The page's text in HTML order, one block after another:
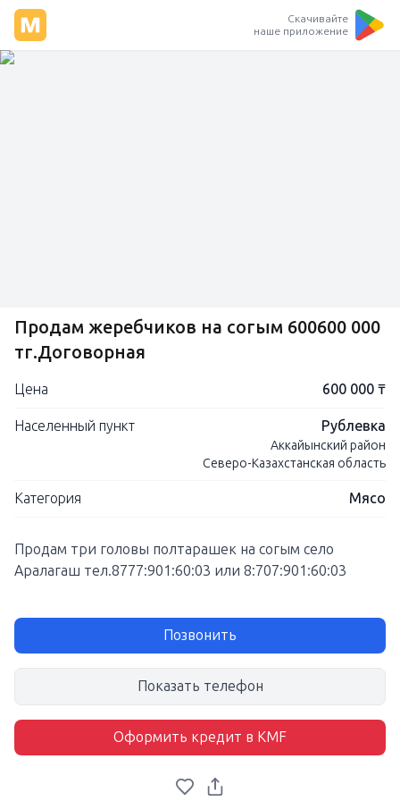
Скачивайте
наше приложение
Продам жеребчиков на согым 600600 000
тг.Договорная
Цена 600 000 ₸
Населенный пункт Рублевка
Аккайынский район
Северо-Казахстанская область
Категория Мясо
Продам три головы полтарашек на согым село
Аралагаш тел.8777:901:60:03 или 8:707:901:60:03
Позвонить
Показать телефон
Оформить кредит в KMF